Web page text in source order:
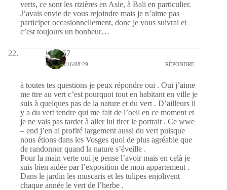
verts, ce sont les rizières en Asie, à Bali en particulier.
J’avais envie de vous rejoindre mais je n’aime pas
participer occasionnellement, donc je vous suivrai et
c’est toujours un bonheur…
jazzy57
04/04/2016/08:29 RÉPONDRE
à toutes tes questions je peux répondre oui . Oui j’aime
me ttre au vert c’est pourquoi tout en habitant en ville je
suis à quelques pas de la nature et du vert . D’ailleurs il
y a du vert tendre qui me fait de l’oeil en ce moment et
je ne vais pas tarder à aller lui tirer le portrait . Ce wwe
– end j’en ai profité largement aussi du vert puisque
nous étions dans les Vosges quoi de plus agréable que
de randonner quand la nature s’éveille .
Pour la main verte oui je pense l’avoir mais en celà je
suis bien aidée par l’exposition de mon appartement .
Dans le jardin les muscaris et les tulipes enjolivent
chaque année le vert de l’herbe .